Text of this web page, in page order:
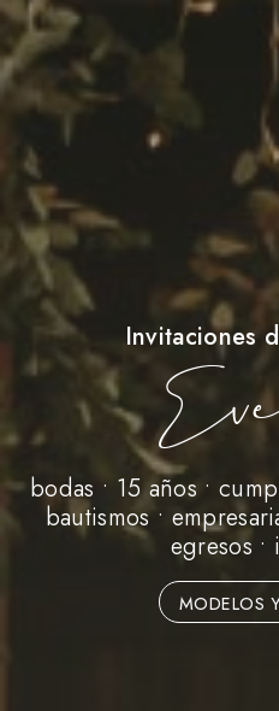
Invitaciones
bodas • 15 años •
bautismos •
egresos •
MODELOS